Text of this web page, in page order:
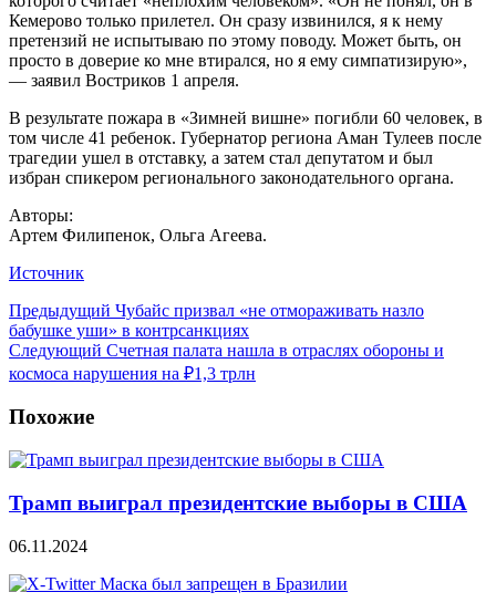
Кемерово только прилетел. Он сразу извинился, я к нему
претензий не испытываю по этому поводу. Может быть, он
просто в доверие ко мне втирался, но я ему симпатизирую»,
— заявил Востриков 1 апреля.
В результате пожара в «Зимней вишне» погибли 60 человек, в
том числе 41 ребенок. Губернатор региона Аман Тулеев после
трагедии ушел в отставку, а затем стал депутатом и был
избран спикером регионального законодательного органа.
Авторы:
Артем Филипенок, Ольга Агеева.
Источник
Предыдущий Чубайс призвал «не отмораживать назло
бабушке уши» в контрсанкциях
Следующий Счетная палата нашла в отраслях обороны и
космоса нарушения на ₽1,3 трлн
Похожие
Трамп выиграл президентские выборы в США
06.11.2024